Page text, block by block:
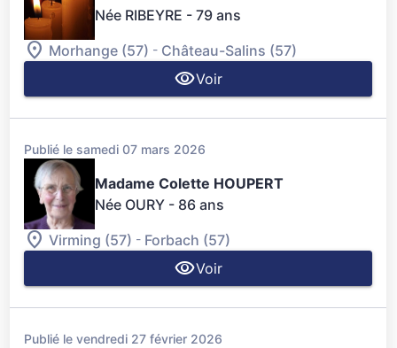
Née RIBEYRE - 79 ans
Morhange (57) - Château-Salins (57)
Voir
Publié le samedi 07 mars 2026
Madame Colette HOUPERT
Née OURY - 86 ans
Virming (57) - Forbach (57)
Voir
Publié le vendredi 27 février 2026